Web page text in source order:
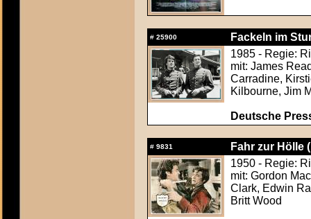
# 25900
Fackeln im
1985 - Regie:
mit: James
Carradine,
Kilbourne, Jim
Deutsche
# 9831
Fahr zur Hölle
1950 - Regie:
mit: Gordon
Clark, Edwin
Britt Wood